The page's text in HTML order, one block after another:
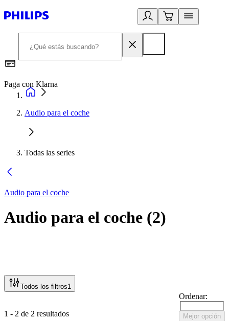
Paga con Klarna
Audio para el coche
Todas las series
Audio para el coche
Audio para el coche (2)
Todos los filtros1
1 - 2 de 2 resultados
Ordenar:
Mejor opción